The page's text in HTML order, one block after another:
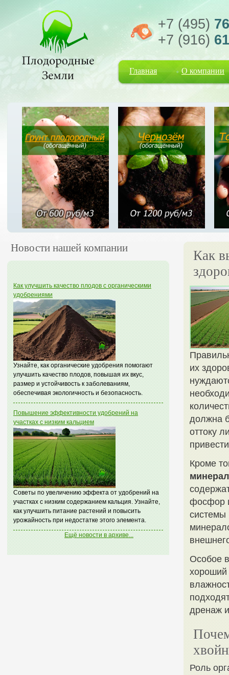
+7 (495)
+7 (916)
Главная О компании
Новости нашей компании
Как улучшить качество плодов с органическими
удобрениями
Узнайте, как органические удобрения помогают
улучшить качество плодов, повышая их вкус,
размер и устойчивость к заболеваниям,
обеспечивая экологичность и безопасность.
Повышение эффективности удобрений на
участках с низким кальцием
Советы по увеличению эффекта от удобрений на
участках с низким содержанием кальция. Узнайте,
как улучшить питание растений и повысить
урожайность при недостатке этого элемента.
Ещё новости в архиве...
Как
их
должна
оттоку
Кроме
фосфор
системы
Особое
хороший
дренаж
Роль